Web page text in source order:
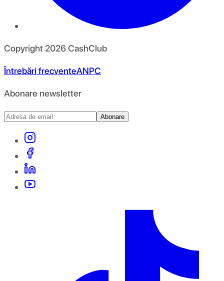
Copyright 2026CashClub
Întrebări frecventeANPC
Abonare newsletter
Abonare